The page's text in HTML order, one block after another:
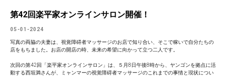
第42回楽平家オンラインサロン開催！
05-01-2024
写真の両脇の夫妻は、視覚障碍者マッサージのお店で知り合い、そこで稼いで自分たちの
店をもちました。お店の開店の時、未来の希望に向かって立つ二人です。
次回の第42回「楽平家オンラインサロン」は、５月8日午後8時から、ヤンゴンを拠点に活
動する西垣満さんが、ミャンマーの視覚障碍者マッサージのこれまでの事情と現状につい